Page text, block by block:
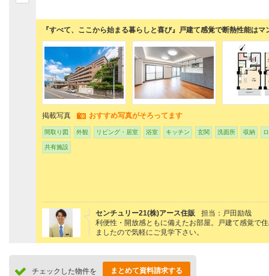
『すべて、ここから始まる暮らしと喜び』戸建て感覚で断熱性能はマ
掲載写真 おすすめ写真がそろってます
間取り図 外観 リビング・居室 浴室 キッチン 玄関 洗面所 収納
共有施設
センチュリー21(株)アース住販
担当：戸田励哉
利便性・開放感ともに備えたお部屋。戸建て感覚で
ましたので気軽にご見学下さい。
チェックした物件を まとめて資料請求する